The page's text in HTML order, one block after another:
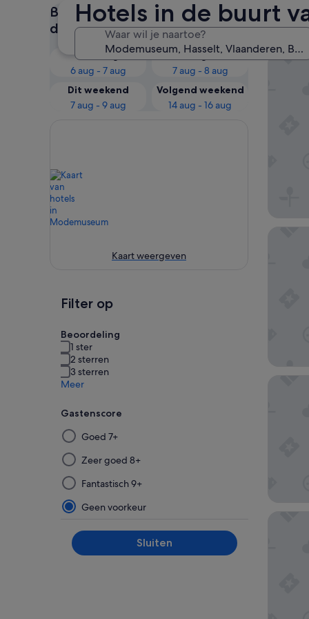
Hotels in de buurt
Waar wil je naartoe?
Bekijk de prijzen voor deze
datums
Vandaag
6 aug - 7 aug
Morgen
7 aug - 8 aug
Dit weekend
7 aug - 9 aug
Volgend weekend
14 aug - 16 aug
Kaart weergeven
Filter op
Beoordeling
1 ster
2 sterren
3 sterren
Meer
Gastenscore
Door
een
filter
uit
deze
groep
te
selecteren
en
Goed 7+
Zeer goed 8+
Fantastisch 9+
Geen voorkeur
Sluiten
Hotel